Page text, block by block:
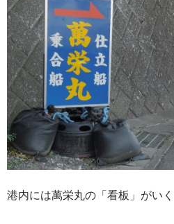
港内には萬栄丸の「看板」がい